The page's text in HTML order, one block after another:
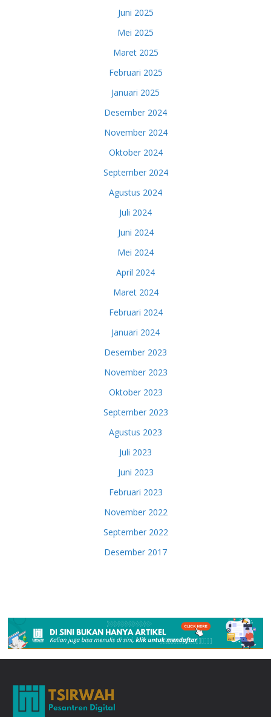
Juni 2025
Mei 2025
Maret 2025
Februari 2025
Januari 2025
Desember 2024
November 2024
Oktober 2024
September 2024
Agustus 2024
Juli 2024
Juni 2024
Mei 2024
April 2024
Maret 2024
Februari 2024
Januari 2024
Desember 2023
November 2023
Oktober 2023
September 2023
Agustus 2023
Juli 2023
Juni 2023
Februari 2023
November 2022
September 2022
Desember 2017